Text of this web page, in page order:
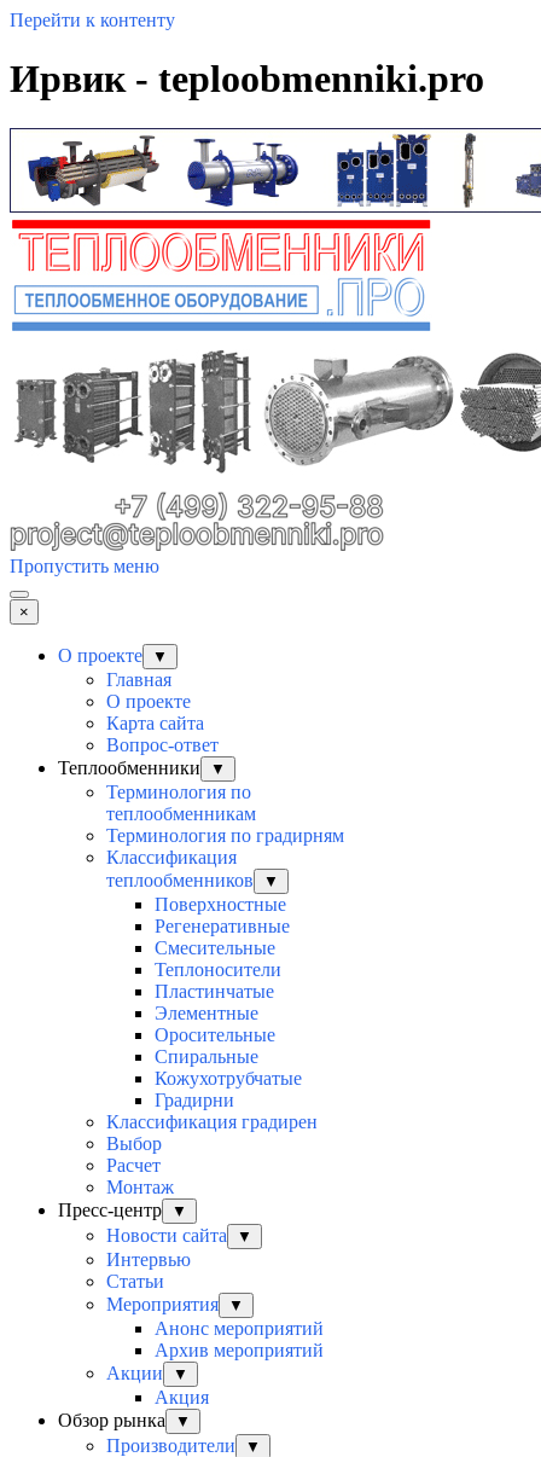
Перейти к контенту
Ирвик - teploobmenniki.pro
Пропустить меню
×
О проекте ▼
Главная
О проекте
Карта сайта
Вопрос-ответ
Теплообменники
▼
Терминология по
теплообменникам
Терминология по градирням
Классификация
теплообменников
▼
Поверхностные
Регенеративные
Смесительные
Теплоносители
Пластинчатые
Элементные
Оросительные
Спиральные
Кожухотрубчатые
Градирни
Классификация градирен
Выбор
Расчет
Монтаж
Пресс-центр
▼
Новости сайта ▼
Интервью
Статьи
Мероприятия
▼
Анонс мероприятий
Архив мероприятий
Акции
▼
Акция
Обзор рынка
▼
Производители ▼